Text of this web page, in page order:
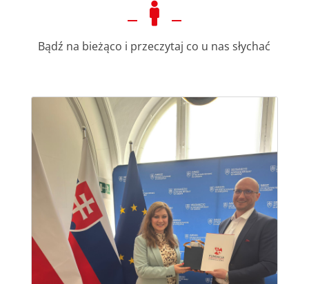

Bądź na bieżąco i przeczytaj co u nas słychać